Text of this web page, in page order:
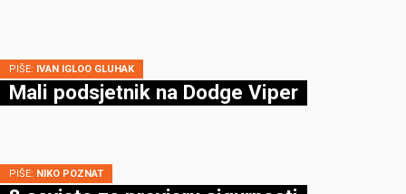
PIŠE: IVAN IGLOO GLUHAK
Mali podsjetnik na Dodge Viper
PIŠE: NIKO POZNAT